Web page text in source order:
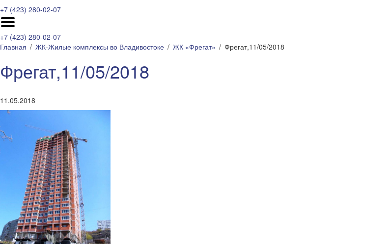
+7 (423) 280-02-07
+7 (423) 280-02-07
Главная
ЖК-Жилые комплексы во Владивостоке ЖК «Фрегат» Фрегат,11/05/2018
Фрегат,11/05/2018
11.05.2018